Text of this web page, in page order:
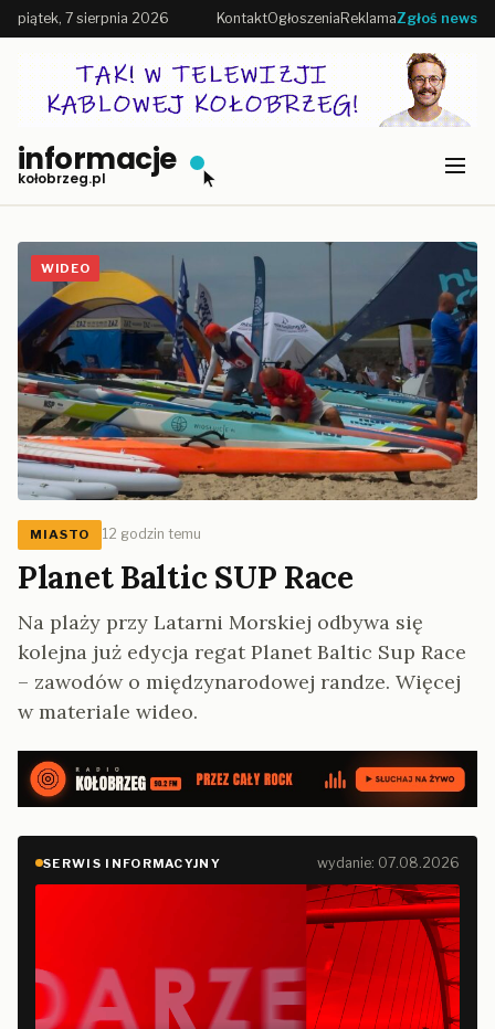
piątek, 7 sierpnia 2026 KontaktOgłoszenia ReklamaZgłoś news
informacje
kołobrzeg.pl
WIDEO
MIASTO 12 godzin temu
Planet Baltic SUP Race
Na plaży przy Latarni Morskiej odbywa się
kolejna już edycja regat Planet Baltic Sup Race
– zawodów o międzynarodowej randze. Więcej
w materiale wideo.
SERWIS INFORMACYJNY wydanie: 07.08.2026